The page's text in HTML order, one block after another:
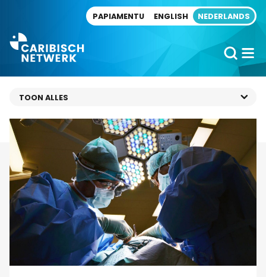
PAPIAMENTU ENGLISH NEDERLANDS